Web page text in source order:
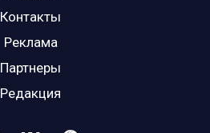
Контакты
Реклама
Партнеры
Редакция